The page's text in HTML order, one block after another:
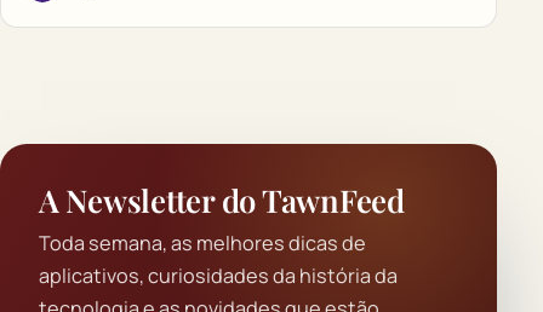
A Newsletter do TawnFeed
Toda semana, as melhores dicas de
aplicativos, curiosidades da história da